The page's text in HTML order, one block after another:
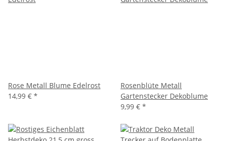
Rose Metall Blume Edelrost
14,99 € *
Rosenblüte Metall
Gartenstecker Dekoblume
9,99 € *